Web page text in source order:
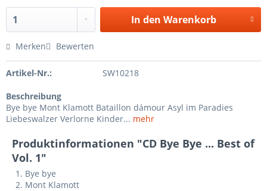
In den Warenkorb
Merken Bewerten
Artikel-Nr.: SW10218
Beschreibung
Bye bye Mont Klamott Bataillon dámour Asyl im Paradies
Liebeswalzer Verlorne Kinder... mehr
Produktinformationen "CD Bye Bye ... Best of
Vol. 1"
Bye bye
Mont Klamott